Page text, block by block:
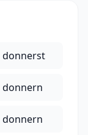
donnerst
donnern
donnern